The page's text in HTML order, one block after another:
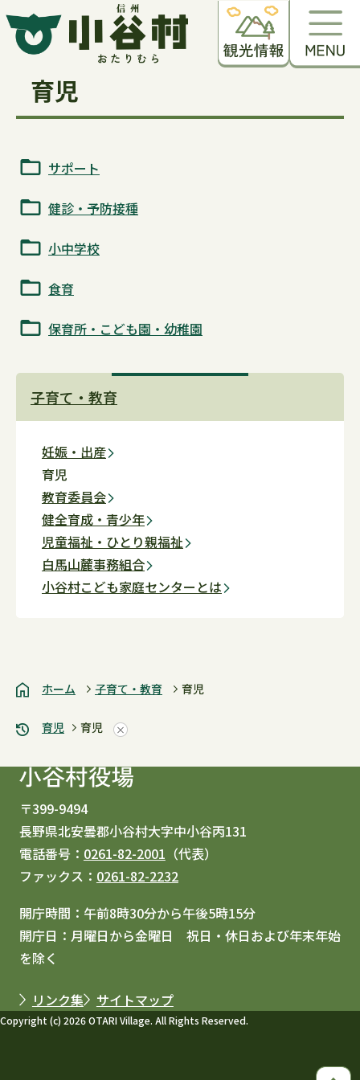
育児
サポート
健診・予防接種
小中学校
食育
保育所・こども園・幼稚園
子育て・教育
妊娠・出産
育児
教育委員会
健全育成・青少年
児童福祉・ひとり親福祉
白馬山麓事務組合
小谷村こども家庭センターとは
ホーム 子育て・教育 育児
育児 育児
〒399-9494
長野県北安曇郡小谷村大字中小谷丙131
電話番号： 0261-82-2001 （代表）
ファックス： 0261-82-2232
開庁時間：午前8時30分から午後5時15分
開庁日：月曜日から金曜日 祝日・休日および年末年始
を除く
リンク集 サイトマップ
Copyright (c) 2026 OTARI Village. All Rights Reserved.